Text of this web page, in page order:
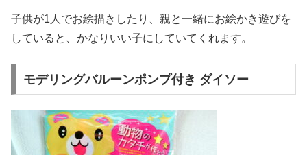
子供が1人でお絵描きしたり、親と一緒にお絵かき遊びを
していると、かなりいい子にしていてくれます。
モデリングバルーンポンプ付き ダイソー